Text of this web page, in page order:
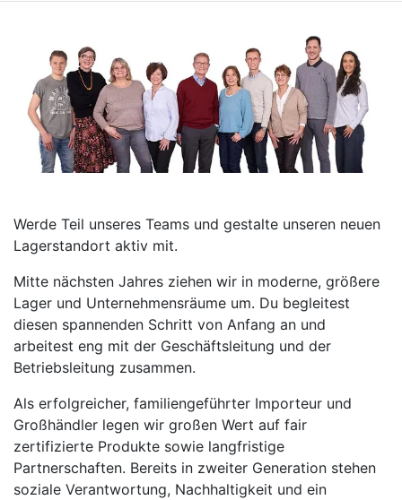
Werde Teil unseres Teams und gestalte unseren neuen
Lagerstandort aktiv mit.
Mitte nächsten Jahres ziehen wir in moderne, größere
Lager und Unternehmensräume um. Du begleitest
diesen spannenden Schritt von Anfang an und
arbeitest eng mit der Geschäftsleitung und der
Betriebsleitung zusammen.
Als erfolgreicher, familiengeführter Importeur und
Großhändler legen wir großen Wert auf fair
zertifizierte Produkte sowie langfristige
Partnerschaften. Bereits in zweiter Generation stehen
soziale Verantwortung, Nachhaltigkeit und ein